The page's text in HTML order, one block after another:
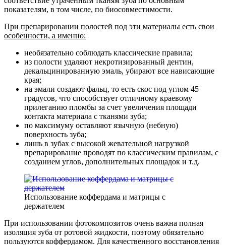
показателям, в том числе, по биосовместимости.
При препарировании полостей под эти материалы есть свои
особенности, а именно:
необязательно соблюдать классические правила;
из полости удаляют некротизированный дентин,
декальцинированную эмаль, убирают все нависающие
края;
на эмали создают фальц, то есть скос под углом 45
градусов, что способствует отличному краевому
прилеганию пломбы за счет увеличения площади
контакта материала с тканями зуба;
по максимуму оставляют язычную (небную)
поверхность зуба;
лишь в зубах с высокой жевательной нагрузкой
препарирование проводят по классическим правилам, с
созданием углов, дополнительных площадок и т.д.
Использование коффердама и матрицы с
держателем
При использовании фотокомпозитов очень важна полная
изоляция зуба от ротовой жидкости, поэтому обязательно
пользуются коффердамом. Для качественного восстановления